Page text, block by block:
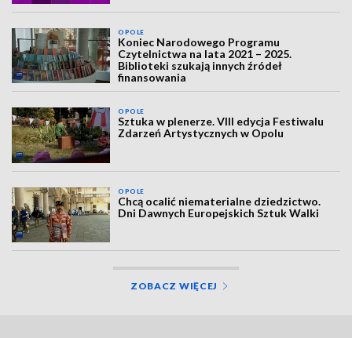
OPOLE
Koniec Narodowego Programu
Czytelnictwa na lata 2021 – 2025.
Biblioteki szukają innych źródeł
finansowania
OPOLE
Sztuka w plenerze. VIII edycja Festiwalu
Zdarzeń Artystycznych w Opolu
OPOLE
Chcą ocalić niematerialne dziedzictwo.
Dni Dawnych Europejskich Sztuk Walki
ZOBACZ WIĘCEJ